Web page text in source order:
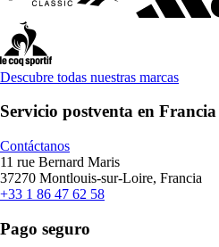
Descubre todas nuestras marcas
Servicio postventa en Francia
Contáctanos
11 rue Bernard Maris
37270 Montlouis-sur-Loire, Francia
+33 1 86 47 62 58
Pago seguro